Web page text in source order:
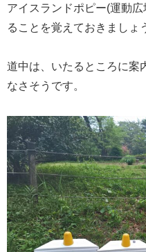
アイスランドポピー(運動
ることを覚えておきましょ
道中は、いたるところに案
なさそうです。